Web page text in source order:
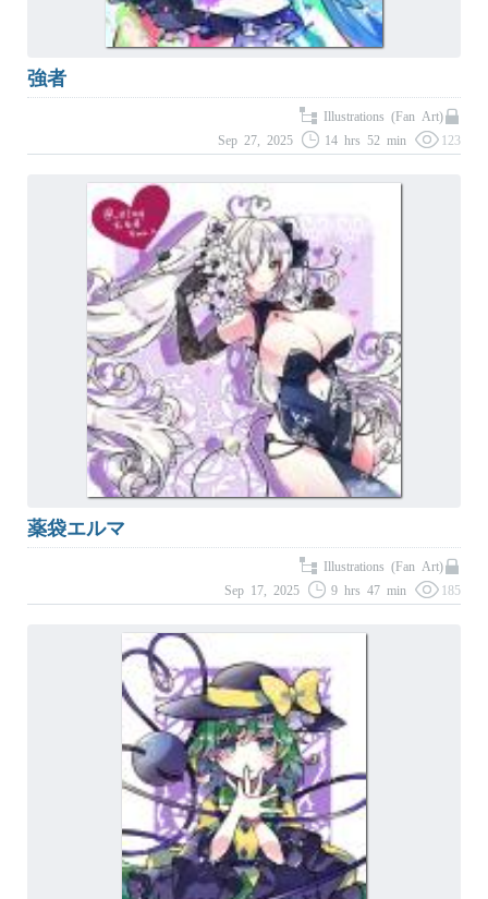
強者
Illustrations (Fan Art)
Sep 27, 2025
14 hrs 52 min 123
薬袋エルマ
Illustrations (Fan Art)
Sep 17, 2025
9 hrs 47 min 185